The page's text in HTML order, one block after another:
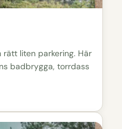
rätt liten parkering. Här
badbrygga, torrdass